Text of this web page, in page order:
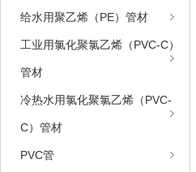
给水用聚乙烯（PE）管材
工业用氯化聚氯乙烯（PVC-C）
管材
冷热水用氯化聚氯乙烯（PVC-
C）管材
PVC管